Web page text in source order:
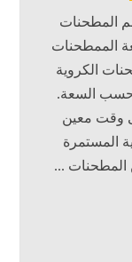
المطحنات
الممطحنات
الكروية
حسب السعة.
وقت معین
المستمرة
المطحنات ...